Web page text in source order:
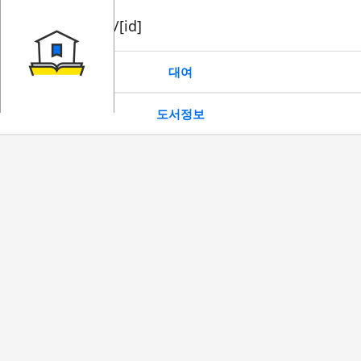
book/rent/[id]
대여
도서정보